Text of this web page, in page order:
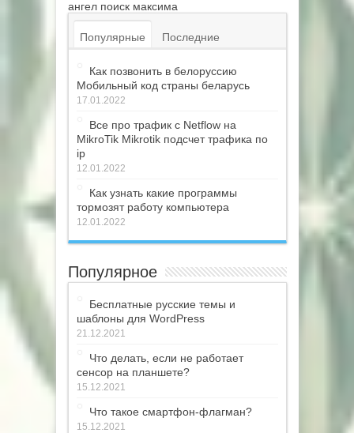
ангел поиск максима
Популярные Последние
Как позвонить в белоруссию
Мобильный код страны беларусь
17.01.2022
Все про трафик с Netflow на
MikroTik Mikrotik подсчет трафика по
ip
12.01.2022
Как узнать какие программы
тормозят работу компьютера
12.01.2022
Популярное
Бесплатные русские темы и
шаблоны для WordPress
21.12.2021
Что делать, если не работает
сенсор на планшете?
15.12.2021
Что такое смартфон-флагман?
15.12.2021